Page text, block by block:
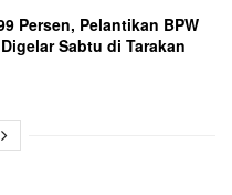
Persen, Pelantikan BPW
Sabtu di Tarakan